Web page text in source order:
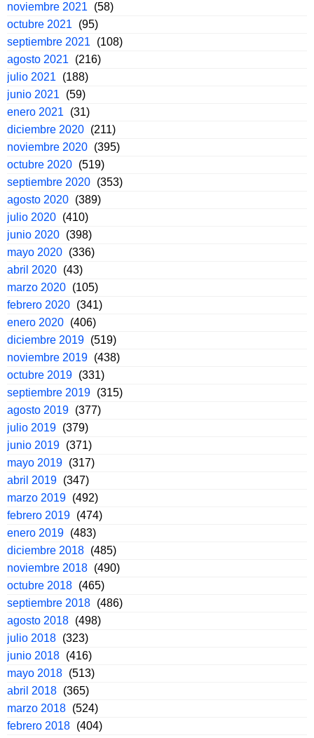
noviembre 2021
(58)
octubre 2021
(95)
septiembre 2021
(108)
agosto 2021
(216)
julio 2021
(188)
junio 2021
(59)
enero 2021
(31)
diciembre 2020 (211)
noviembre 2020 (395)
octubre 2020 (519)
septiembre 2020 (353)
agosto 2020 (389)
julio 2020 (410)
junio 2020 (398)
mayo 2020 (336)
abril 2020 (43)
marzo 2020 (105)
febrero 2020 (341)
enero 2020 (406)
diciembre 2019 (519)
noviembre 2019 (438)
octubre 2019 (331)
septiembre 2019 (315)
agosto 2019 (377)
julio 2019 (379)
junio 2019 (371)
mayo 2019 (317)
abril 2019 (347)
marzo 2019 (492)
febrero 2019 (474)
enero 2019 (483)
diciembre 2018 (485)
noviembre 2018 (490)
octubre 2018 (465)
septiembre 2018 (486)
agosto 2018 (498)
julio 2018 (323)
junio 2018 (416)
mayo 2018 (513)
abril 2018 (365)
marzo 2018 (524)
febrero 2018 (404)